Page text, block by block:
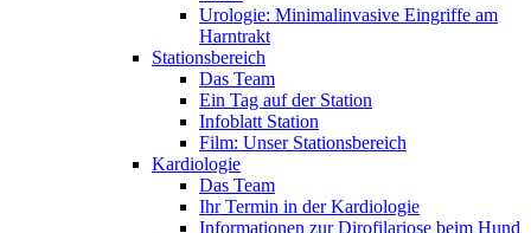
Urologie: Minimalinvasive Eingriffe am
Harntrakt
Stationsbereich
Das Team
Ein Tag auf der Station
Infoblatt Station
Film: Unser Stationsbereich
Kardiologie
Das Team
Ihr Termin in der Kardiologie
Informationen zur Dirofilariose beim Hund